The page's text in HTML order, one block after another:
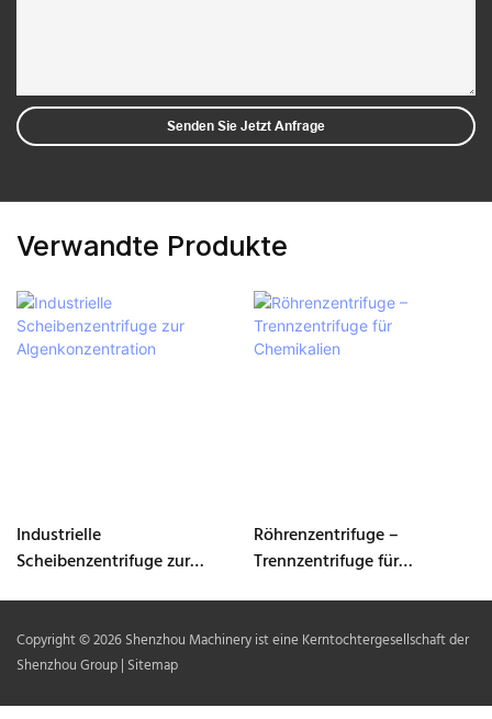
Senden Sie Jetzt Anfrage
Verwandte Produkte
Industrielle
Scheibenzentrifuge zur
Röhrenzentrifuge –
Trennzentrifuge für
Copyright © 2026 Shenzhou Machinery ist eine Kerntochtergesellschaft der
Shenzhou Group | Sitemap